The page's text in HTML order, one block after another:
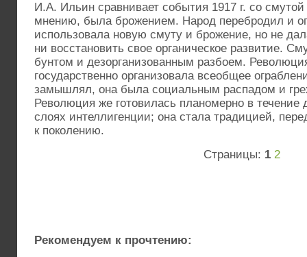
И.А. Ильин сравнивает события 1917 г. со
мнению, была брожением. Народ перебродил и
использовала новую смуту и брожение, но не
ни восстановить свое органическое развитие.
бунтом и дезорганизованным разбоем.
государственно организовала всеобщее
замышлял, она была социальным распадом и
Революция же готовилась планомерно в течение
слоях интеллигенции; она стала традицией,
к поколению.
Страницы: 1 2
Рекомендуем к прочтению: